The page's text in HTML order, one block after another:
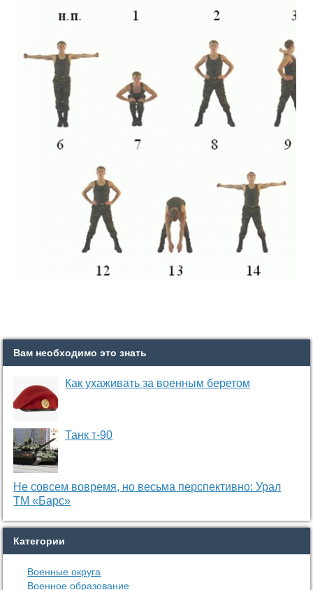
Вам необходимо это знать
Как ухаживать за военным беретом
Танк т-90
Не совсем вовремя, но весьма перспективно: Урал
ТМ «Барс»
Категории
Военные округа
Военное образование